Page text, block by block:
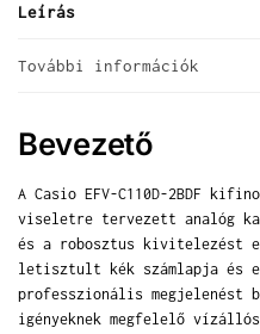
Leírás
További információk
Bevezető
A Casio EFV-C110D-2BDF
viseletre tervezett analóg
és a robosztus kivitelezést
letisztult kék számlapja és
professzionális megjelenést
igényeknek megfelelő